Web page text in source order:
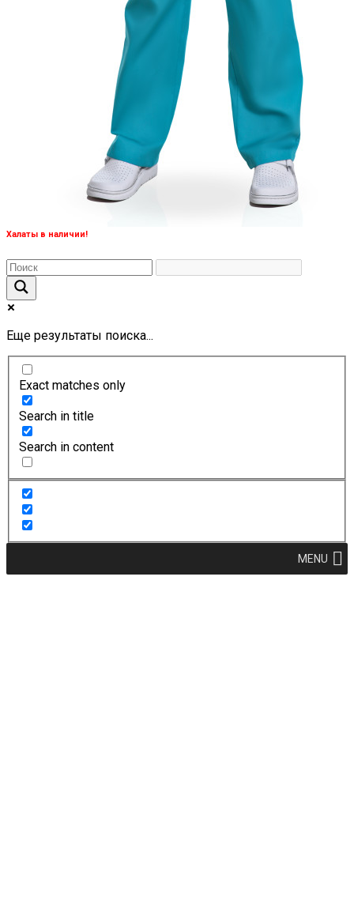
Халаты в наличии!
Еще результаты поиска...
Exact matches only
Search in title
Search in content
MENU